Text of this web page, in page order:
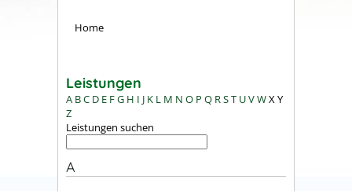
Home
Leistungen
A BC D E FG H I J K L M N O P Q RST UVWXY
Z
Leistungen suchen
A